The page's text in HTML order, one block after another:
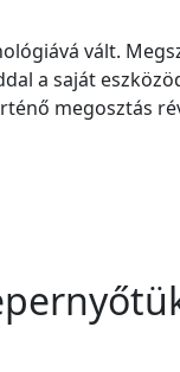
vált.
a saját
megosztás